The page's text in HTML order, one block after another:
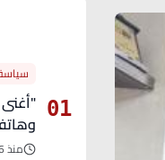
01
منذ 6 أيام